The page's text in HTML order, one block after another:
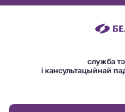
служба
і кансультацыйнай